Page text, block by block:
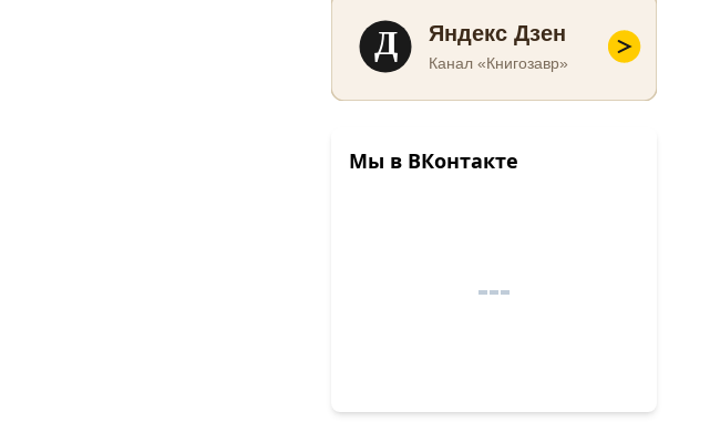
Д Яндекс Дзен
Канал «Книгозавр»
Мы в ВКонтакте